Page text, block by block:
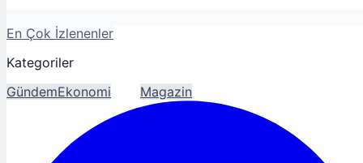
En Çok İzlenenler
Kategoriler
GündemEkonomi Magazin